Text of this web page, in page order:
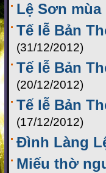
Lệ Sơn mùa
Tế lễ Bản
(31/12/2012)
Tế lễ Bản
(20/12/2012)
Tế lễ Bản
(17/12/2012)
Đình Làng
Miếu thờ